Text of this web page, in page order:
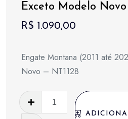
Exceto Modelo Novo
R$ 1.090,00
Engate Montana (2011 até
Novo – NT1128
Engate
Montana